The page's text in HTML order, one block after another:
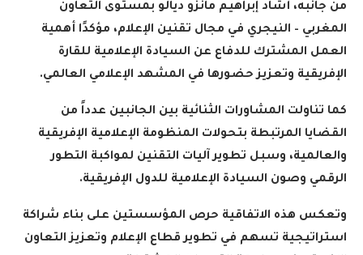
من جانبه، أشاد إبراهيم مانزو ديالو بمستوى التعاون
المغربي – النيجري في مجال تقنين الإعلام، مؤكدًا أهمية
العمل المشترك للدفاع عن السيادة الإعلامية للقارة
الإفريقية وتعزيز حضورها في المشهد الإعلامي العالمي.
كما تناولت المشاورات الثنائية بين الجانبين عدداً من
القضايا المرتبطة بتحولات المنظومة الإعلامية الإفريقية
والعالمية، وسبل تطوير آليات التقنين لمواكبة التطور
الرقمي وصون السيادة الإعلامية للدول الإفريقية.
وتعكس هذه الاتفاقية حرص المؤسستين على بناء شراكة
استراتيجية تسهم في تطوير قطاع الإعلام وتعزيز التعاون